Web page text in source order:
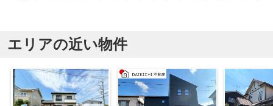
エリアの近い物件